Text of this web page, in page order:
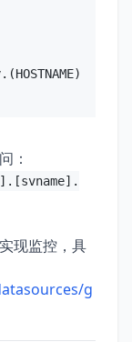
：
现监控，具
g